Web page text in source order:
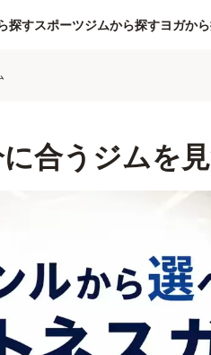
探すスポーツジムから探すヨガか
合うジムを